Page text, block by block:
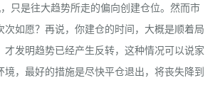
，只是往大趋势所走的偏向创建仓位。然而市
次如愿？再说，你建仓的时间，大概是顺着局
才发明趋势已经产生反转，这种情况可以说家
境，最好的措施是尽快平仓退出，将丧失降到